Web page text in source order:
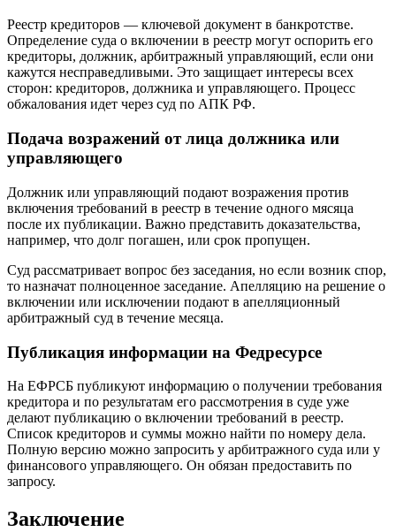
Реестр кредиторов — ключевой документ в банкротстве.
Определение суда о включении в реестр могут оспорить его
кредиторы, должник, арбитражный управляющий, если они
кажутся несправедливыми. Это защищает интересы всех
сторон: кредиторов, должника и управляющего. Процесс
обжалования идет через суд по АПК РФ.
Подача возражений от лица должника или
управляющего
Должник или управляющий подают возражения против
включения требований в реестр в течение одного мясяца
после их публикации. Важно представить доказательства,
например, что долг погашен, или срок пропущен.
Суд рассматривает вопрос без заседания, но если возник спор,
то назначат полноценное заседание. Апелляцию на решение о
включении или исключении подают в апелляционный
арбитражный суд в течение месяца.
Публикация информации на Федресурсе
На ЕФРСБ публикуют информацию о получении требования
кредитора и по результатам его рассмотрения в суде уже
делают публикацию о включении требований в реестр.
Список кредиторов и суммы можно найти по номеру дела.
Полную версию можно запросить у арбитражного суда или у
финансового управляющего. Он обязан предоставить по
запросу.
Заключение